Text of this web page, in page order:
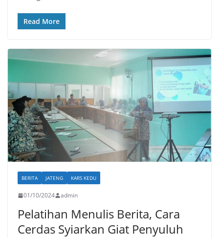
Read More
BERITA JATENG KARS KEDU
01/10/2024 admin
Pelatihan Menulis Berita, Cara
Cerdas Syiarkan Giat Penyuluh